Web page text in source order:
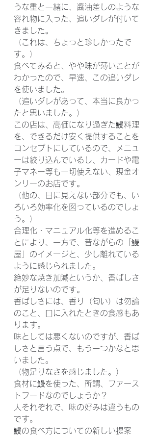
うな重と一緒に、醤油差しのような
容れ物に入った、追いダレが付いて
きました。
（これは、ちょっと珍しかったで
す。）
食べてみると、やや味が薄いことが
わかったので、早速、この追いダレ
を使いました。
（追いダレがあって、本当に良かっ
たと思いました。）
この店は、高価になり過ぎた鰻料理
を、できるだけ安く提供することを
コンセプトにしているので、メニュ
ーは絞り込んでいるし、カードや電
子マネー等も一切使えない、現金オ
ンリーのお店です。
（他の、目に見えない部分でも、い
ろいろ効率化を図っているのでしょ
う。）
合理化・マニュアル化等を進めるこ
とにより、一方で、昔ながらの「鰻
屋」のイメージと、少し離れている
ように感じられました。
絶妙な焼き加減というか、香ばしさ
が足りないのです。
香ばしさには、香り（匂い）は勿論
のこと、口に入れたときの食感もあ
ります。
味としては悪くないのですが、香ば
しさと言う点で、もう一つかなと思
いました。
（物足りなさを感じました。）
食材に鰻を使った、所謂、ファース
トフードなのでしょうか？
人それぞれで、味の好みは違うもの
です。
鰻の食べ方についての新しい提案